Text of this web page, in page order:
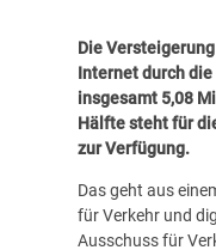
Die
Internet durch
insgesamt 5,08
Hälfte steht für
zur Verfügung.
Das geht aus
für Verkehr und
Ausschuss für